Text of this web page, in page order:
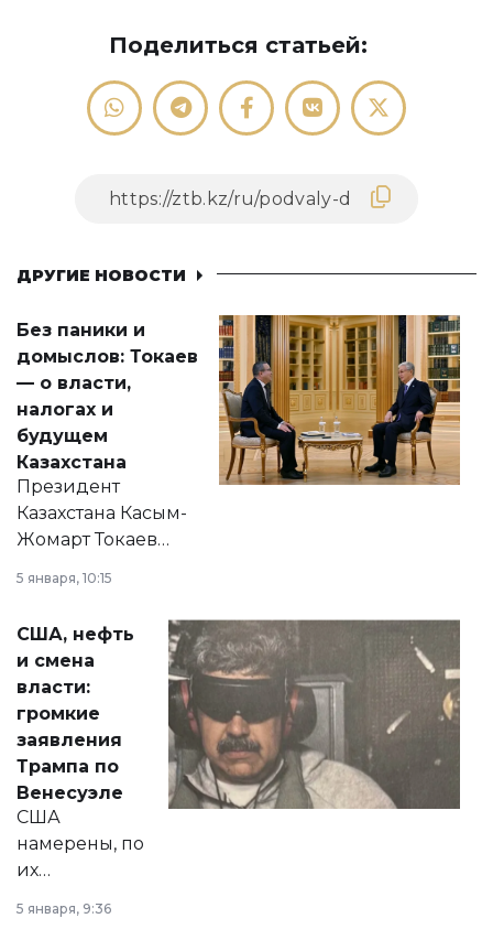
Поделиться статьей:
ДРУГИЕ НОВОСТИ
Без паники и
домыслов: Токаев
— о власти,
налогах и
будущем
Казахстана
Президент
Казахстана Касым-
Жомарт Токаев
сразу несколько
актуальных тем —
от слухов о
политических
реформах до
вопросов армии,
экономики и
личного здоровья.
5 января, 10:15
США, нефть
и смена
власти:
громкие
заявления
Трампа по
Венесуэле
США
намерены, по
их
принести
5 января, 9:36